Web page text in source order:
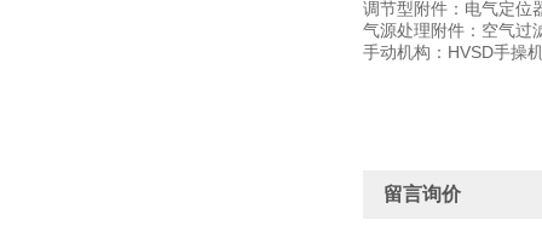
调节型附件：电气定位
气源处理附件：空气过
手动机构：HVSD手操
留言询价